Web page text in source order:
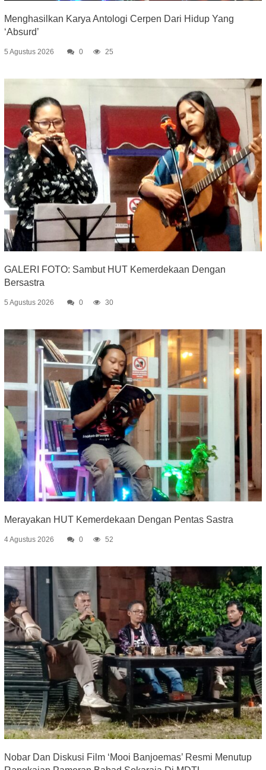
Menghasilkan Karya Antologi Cerpen Dari Hidup Yang
‘Absurd’
5 Agustus 2026 0 25
GALERI FOTO: Sambut HUT Kemerdekaan Dengan
Bersastra
5 Agustus 2026 0 30
Merayakan HUT Kemerdekaan Dengan Pentas Sastra
4 Agustus 2026 0 52
Nobar Dan Diskusi Film ‘Mooi Banjoemas’ Resmi Menutup